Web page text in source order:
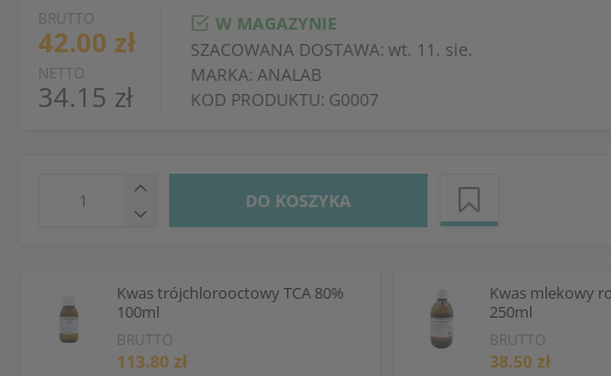
BRUTTO
42.00 zł
NETTO
34.15 zł
W MAGAZYNIE
SZACOWANA DOSTAWA: wt. 11. sie.
MARKA: ANALAB
KOD PRODUKTU: G0007
DO KOSZYKA
Kwas trójchlorooctowy TCA 80%
100ml
BRUTTO
113.80 zł
Kwas mlekowy
250ml
BRUTTO
38.50 zł